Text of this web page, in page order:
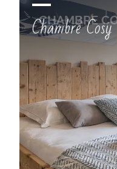
Chambre Cosy